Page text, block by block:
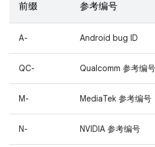
前缀 参考编号
A- Android bug ID
QC- Qualcomm 参考编号
M- MediaTek 参考编号
N- NVIDIA 参考编号